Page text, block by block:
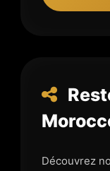
Découvrez